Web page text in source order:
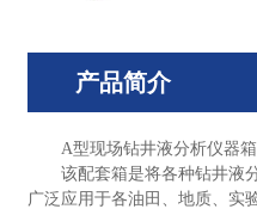
产品简介
A型现场钻井液分析仪器
该配套箱是将各种钻井液
广泛应用于各油田、地质、实